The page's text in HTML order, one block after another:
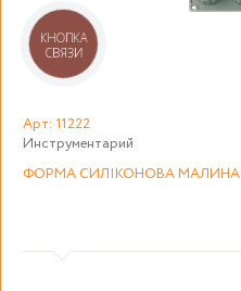
Арт: 11222
Инструментарий
ФОРМА СИЛІКОНОВА МАЛИНА
КНОПКА
СВЯЗИ